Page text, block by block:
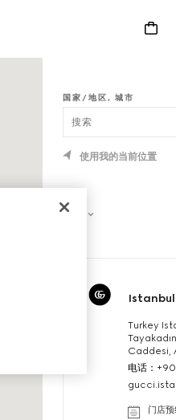
国家/地区, 城市
使用我的当前位置
筛选
Turkey
Caddesi,
电话：
门店